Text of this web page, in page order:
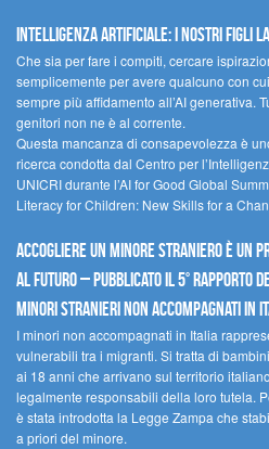
Intelligenza artificiale: i nostri figli la
Che sia per fare i compiti, cercare
semplicemente per avere qualcuno con
sempre più affidamento all’AI generativa.
genitori non ne è al corrente.
Questa mancanza di consapevolezza è
ricerca condotta dal Centro per
UNICRI durante l’AI for Good Global
Literacy for Children: New Skills for a
Accogliere un minore straniero è un
al futuro – Pubblicato il 5° rapporto
Minori Stranieri Non Accompagnati in
I minori non accompagnati in Italia
vulnerabili tra i migranti. Si tratta di
ai 18 anni che arrivano sul territorio
legalmente responsabili della loro tutela.
è stata introdotta la Legge Zampa che
a priori del minore.